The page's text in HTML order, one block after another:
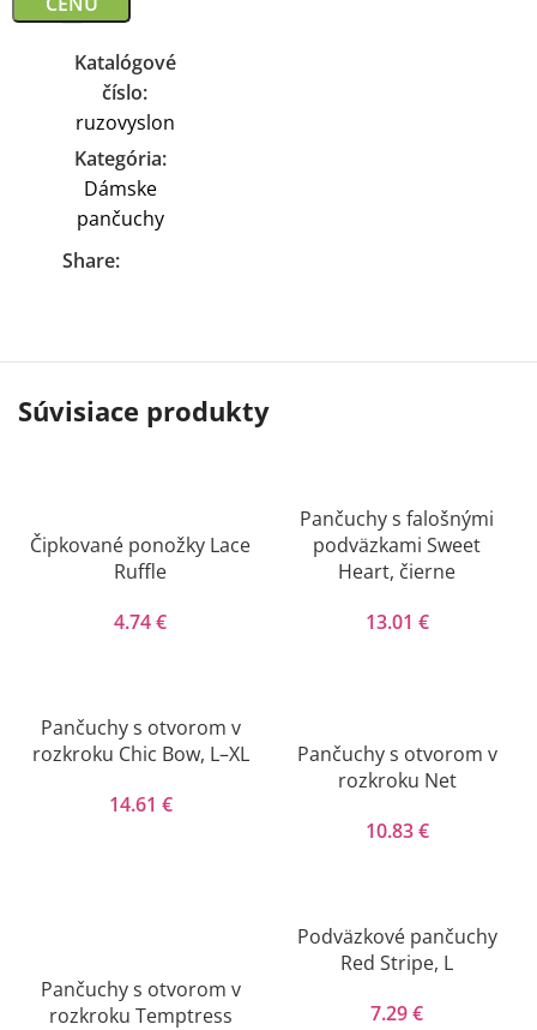
Katalógové
číslo:
ruzovyslon
Kategória:
Dámske
pančuchy
Share:
Súvisiace produkty
Čipkované ponožky Lace
Ruffle
4.74€
Pančuchy s falošnými
podväzkami Sweet
Heart, čierne
13.01 €
Pančuchy s otvorom v
rozkroku Chic Bow, L–XL
14.61 €
Pančuchy s otvorom v
rozkroku Net
10.83€
Pančuchy s otvorom v
rozkroku Temptress
Podväzkové pančuchy
Red Stripe, L
7.29€